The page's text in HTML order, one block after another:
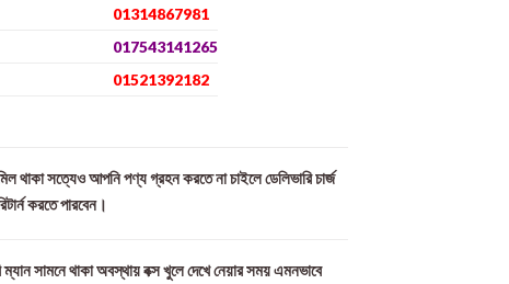
01314867981
017543141265
01521392182
থাকা সত্যেও আপনি পণ্য গ্রহন করতে না চাইলে ডেলিভারি চার্জ
করতে পারবেন।
সামনে থাকা অবস্থায় বক্স খুলে দেখে নেয়ার সময় এমনভাবে